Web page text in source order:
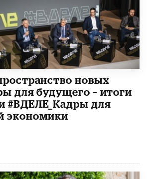
новых
для будущего – итоги
#ВДЕЛЕ_Кадры для
экономики